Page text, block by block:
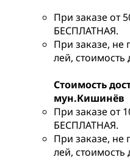
При заказе от
БЕСПЛАТНАЯ.
При заказе,
лей, стоимость
Стоимость
мун.Кишинёв
При заказе от
БЕСПЛАТНАЯ.
При заказе,
лей, стоимость